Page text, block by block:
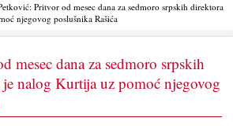
Pritvor od mesec dana za sedmoro srpskih direktora
njegovog poslušnika Rašića
mesec dana za sedmoro srpskih
nalog Kurtija uz pomoć njegovog